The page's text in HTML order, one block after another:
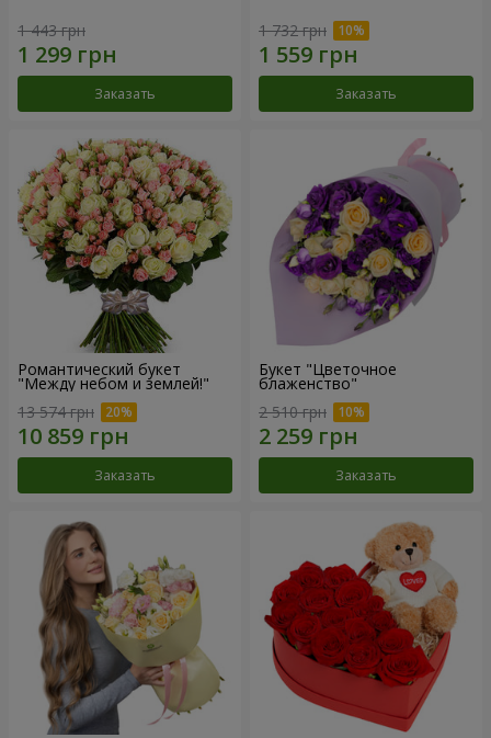
1 443 грн
Заказать
1 732 грн
Заказать
Романтический букет
"Между небом и землей!"
13 574 грн
Заказать
Букет "Цветочное
блаженство"
2 510 грн
Заказать